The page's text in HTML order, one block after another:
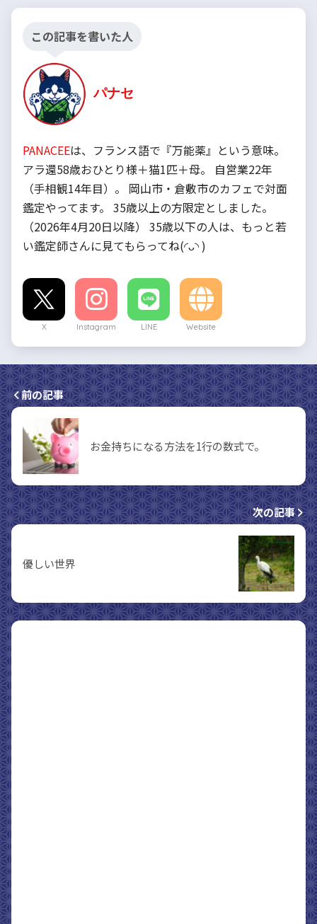
この記事を書いた人
パナセ
PANACEEは、フランス語で『万能薬』という意味。
アラ還58歳おひとり様＋猫1匹＋母。 自営業22年
（手相観14年目）。 岡山市・倉敷市のカフェで対面
鑑定やってます。 35歳以上の方限定としました。
（2026年4月20日以降） 35歳以下の人は、もっと若
い鑑定師さんに見てもらってね(◜ᴗ◝ )
X Instagram LINE Website
前の記事
お金持ちになる方法を1行の数式で。
次の記事
優しい世界